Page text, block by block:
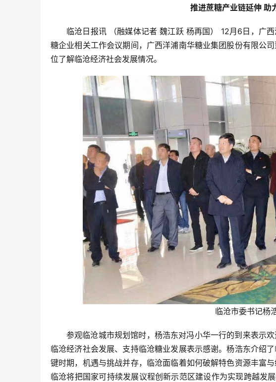
推进蔗糖产业链延伸 助
临沧日报讯 （融媒体记者 魏江跃 杨再国） 12月6日，广
糖企业相关工作会议期间，广西洋浦南华糖业集团股份有限公
位了解临沧经济社会发展情况。
临沧市委书记杨
参观临沧城市规划馆时，杨浩东对冯小华一行的到来表示
临沧经济社会发展、支持临沧糖业发展表示感谢。杨浩东介绍
键时期，机遇与挑战并存，临沧面临着如何破解特色资源丰富
临沧将把国家可持续发展议程创新示范区建设作为实现跨越发